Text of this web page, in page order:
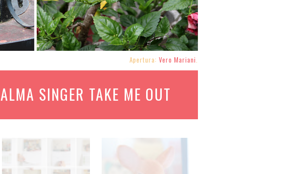
Apertura: Vero Mariani.
ALMA SINGER TAKE ME OUT